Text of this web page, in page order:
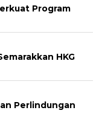
Program
HKG
Perlindungan